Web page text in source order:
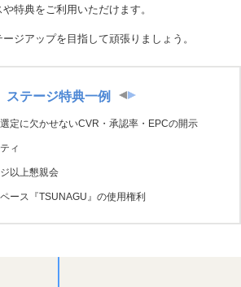
特典をご利用いただけます。
ジアップを目指して頑張りましょう。
ステージ特典一例
定に欠かせないCVR・承認率・EPCの開示
ィ
以上懇親会
ース『TSUNAGU』の使用権利